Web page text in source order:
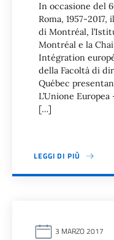
In occasione del
Roma, 1957-
di Montréal,
Montréal e la
Intégration
della Facoltà di
Québec
L’Unione
[…]
LEGGI DI PIÙ
3 MARZO 2017